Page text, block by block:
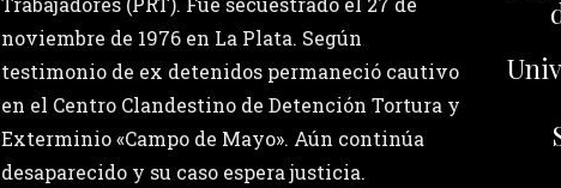
noviembre de 1976 en La Plata. Según
testimonio de ex detenidos permaneció cautivo
en el Centro Clandestino de Detención Tortura y
Exterminio «Campo de Mayo». Aún continúa
desaparecido y su caso espera justicia.